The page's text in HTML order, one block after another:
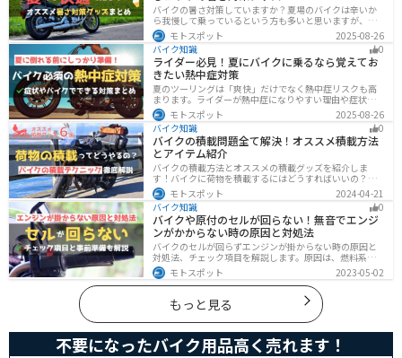
バイクの暑さ対策していますか？夏場のバイクは辛いか
ら我慢して乗っているという方も多いと思いますが、し
っかりと暑さ対策をすれば夏場でも快適にバイクに乗る
ことができます！この記事では、夏場のバイク暑さ対策
の基本と暑さ対策グッズを紹介します！
モトスポット
2025-08-26
バイク知識
0
ライダー必見！夏にバイクに乗るなら覚えてお
きたい熱中症対策
夏のツーリングは「爽快」だけでなく熱中症リスクも高
まります。ライダーが熱中症になりやすい理由や症状、
危険性、そして安全に楽しむための対策を徹底解説。夏
用ウェア・水分補給・休憩ポイントの工夫など、猛暑で
も快適に走るコツを紹介します。
モトスポット
2025-08-26
バイク知識
0
バイクの積載問題全て解決！オススメ積載方法
とアイテム紹介
バイクの積載方法とオススメの積載グッズを紹介しま
す！バイクに荷物を積載するにはどうすればいいの？と
いう疑問はこれで解決！通勤や日帰りツーリング、キャ
ンプツーリングなど用途別にオススメの積載方法を解説
します！オススメの積載アイテムも紹介するので、バイ
クの積載に悩んでいる方は参考にしてください。
モトスポット
2024-04-21
バイク知識
0
バイクや原付のセルが回らない！無音でエンジ
ンがかからない時の原因と対処法
バイクのセルが回らずエンジンが掛からない時の原因と
対処法、チェック項目を解説します。原因は、燃料系・
電装系・その他に分かれますが、バッテリー上がりが原
因であることが多いです。その場合、押しがけやバッテ
リー復旧サービスなどを活用しましょう。事前にできる
対処準備についても解説します。
モトスポット 2023-05-02
もっと見る
不要になったバイク用品高く売れます！